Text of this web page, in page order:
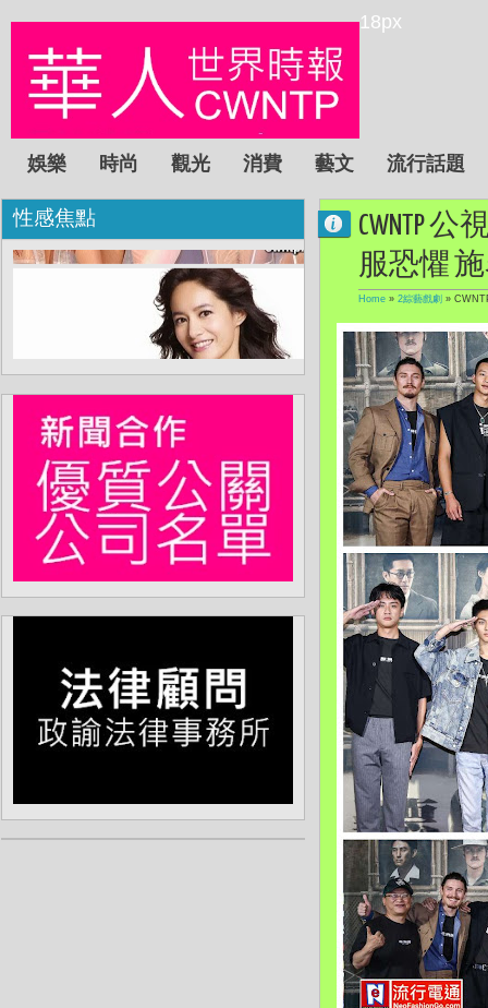
18px
娛樂 時尚 觀光 消費 藝文 流行話題
CWNTP
服恐懼
Home » 2綜藝戲劇 »
性感焦點